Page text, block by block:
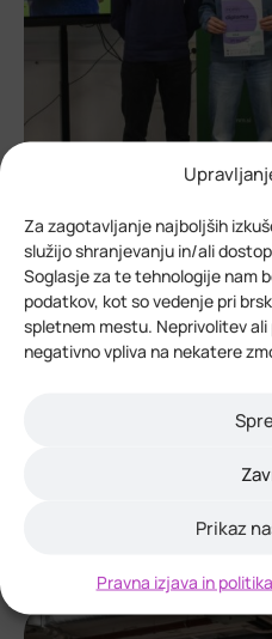
Za zagotavljanje najboljših
služijo shranjevanju in/ali
Soglasje za te tehnologije nam
podatkov, kot so vedenje pri
spletnem mestu. Neprivolitev
negativno vpliva na nekatere
Prikaz
Pravna izjava in